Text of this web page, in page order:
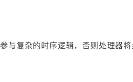
与复杂的时序逻辑，否则处理器